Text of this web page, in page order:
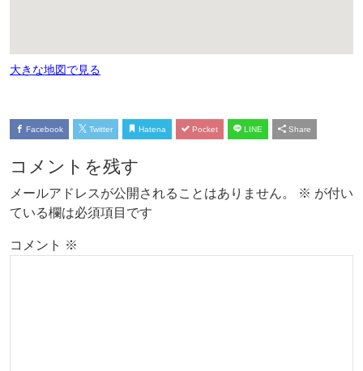
大きな地図で見る
Facebook Twitter Hatena Pocket LINE Share
コメントを残す
メールアドレスが公開されることはありません。 ※ が付い
ている欄は必須項目です
コメント ※